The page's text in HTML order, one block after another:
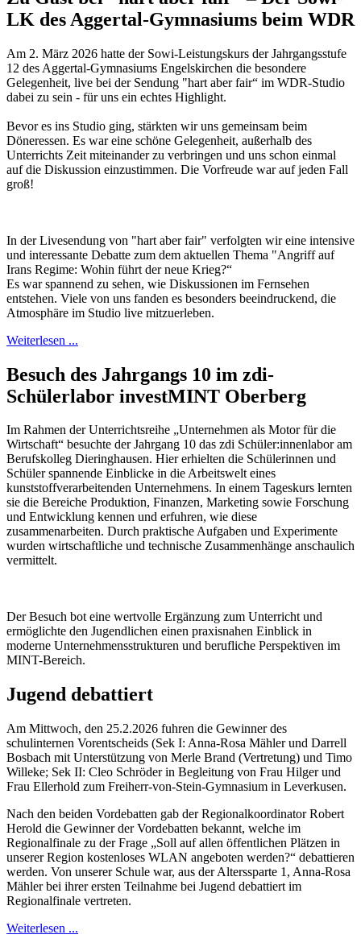
LK des Aggertal-Gymnasiums beim WDR
Am 2. März 2026 hatte der Sowi-Leistungskurs der Jahrgangsstufe
12 des Aggertal-Gymnasiums Engelskirchen die besondere
Gelegenheit, live bei der Sendung "hart aber fair“ im WDR-Studio
dabei zu sein - für uns ein echtes Highlight.
Bevor es ins Studio ging, stärkten wir uns gemeinsam beim
Döneressen. Es war eine schöne Gelegenheit, außerhalb des
Unterrichts Zeit miteinander zu verbringen und uns schon einmal
auf die Diskussion einzustimmen. Die Vorfreude war auf jeden Fall
groß!
In der Livesendung von "hart aber fair" verfolgten wir eine intensive
und interessante Debatte zum dem aktuellen Thema "Angriff auf
Irans Regime: Wohin führt der neue Krieg?“
Es war spannend zu sehen, wie Diskussionen im Fernsehen
entstehen. Viele von uns fanden es besonders beeindruckend, die
Atmosphäre im Studio live mitzuerleben.
Weiterlesen ...
Besuch des Jahrgangs 10 im zdi-
Schülerlabor investMINT Oberberg
Im Rahmen der Unterrichtsreihe „Unternehmen als Motor für die
Wirtschaft“ besuchte der Jahrgang 10 das zdi Schüler:innenlabor am
Berufskolleg Dieringhausen. Hier erhielten die Schülerinnen und
Schüler spannende Einblicke in die Arbeitswelt eines
kunststoffverarbeitenden Unternehmens. In einem Tageskurs lernten
sie die Bereiche Produktion, Finanzen, Marketing sowie Forschung
und Entwicklung kennen und erfuhren, wie diese
zusammenarbeiten. Durch praktische Aufgaben und Experimente
wurden wirtschaftliche und technische Zusammenhänge anschaulich
vermittelt.
Der Besuch bot eine wertvolle Ergänzung zum Unterricht und
ermöglichte den Jugendlichen einen praxisnahen Einblick in
moderne Unternehmensstrukturen und berufliche Perspektiven im
MINT-Bereich.
Jugend debattiert
Am Mittwoch, den 25.2.2026 fuhren die Gewinner des
schulinternen Vorentscheids (Sek I: Anna-Rosa Mähler und Darrell
Bosbach mit Unterstützung von Merle Brand (Vertretung) und Timo
Willeke; Sek II: Cleo Schröder in Begleitung von Frau Hilger und
Frau Ellerhold zum Freiherr-von-Stein-Gymnasium in Leverkusen.
Nach den beiden Vordebatten gab der Regionalkoordinator Robert
Herold die Gewinner der Vordebatten bekannt, welche im
Regionalfinale zu der Frage „Soll auf allen öffentlichen Plätzen in
unserer Region kostenloses WLAN angeboten werden?“ debattieren
werden. Von unserer Schule war, aus der Alterssparte 1, Anna-Rosa
Mähler bei ihrer ersten Teilnahme bei Jugend debattiert im
Regionalfinale vertreten.
Weiterlesen ...